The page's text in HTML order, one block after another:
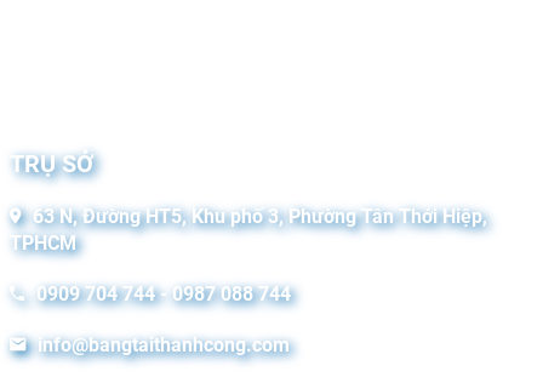
TRỤ SỞ
63 N, Đường HT5, Khu phố 3, Phường Tân Thới Hiệp,
TPHCM
0909 704 744 - 0987 088 744
info@bangtaithanhcong.com